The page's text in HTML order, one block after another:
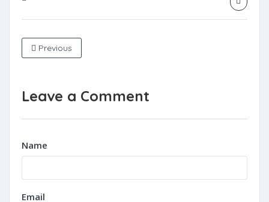
Previous
Leave a Comment
Name
Email